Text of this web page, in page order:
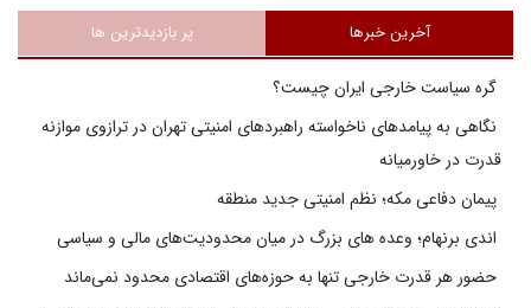
آخرین خبرها پر بازدیدترین ها
گره سیاست خارجی ایران چیست؟
نگاهی به پیامدهای ناخواسته راهبردهای امنیتی تهران در ترازوی موازنه
قدرت در خاورمیانه
پیمان دفاعی مکه؛ نظم امنیتی جدید منطقه
اندی برنهام؛ وعده های بزرگ در میان محدودیت‌های مالی و سیاسی
حضور هر قدرت خارجی تنها به حوزه‌های اقتصادی محدود نمی‌ماند